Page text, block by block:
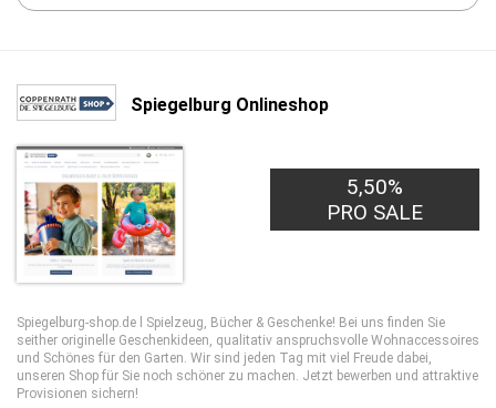
Spiegelburg Onlineshop
5,50%
PRO SALE
Spiegelburg-shop.de l Spielzeug, Bücher & Geschenke! Bei uns finden Sie
seither originelle Geschenkideen, qualitativ anspruchsvolle Wohnaccessoires
und Schönes für den Garten. Wir sind jeden Tag mit viel Freude dabei,
unseren Shop für Sie noch schöner zu machen. Jetzt bewerben und attraktive
Provisionen sichern!